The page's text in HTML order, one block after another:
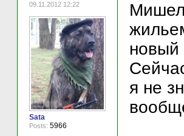
09.11.2012 12:22
Sata
Posts: 5966
новый
я не